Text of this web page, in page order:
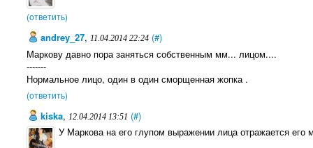
(ответить)
andrey_27, 11.04.2014 22:24 (#)
Маркову давно пора заняться собственным мм... лицом....
-------
Нормальное лицо, один в один сморщенная жопка .
(ответить)
kiska, 12.04.2014 13:51 (#)
У Маркова на его глупом выражении лица отражается его